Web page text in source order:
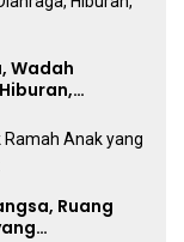
Wadah
Ruang